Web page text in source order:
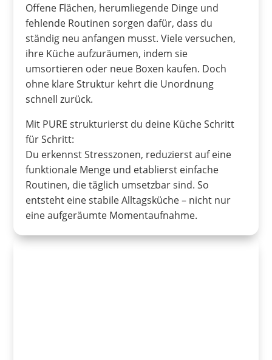
Offene Flächen, herumliegende Dinge und
fehlende Routinen sorgen dafür, dass du
ständig neu anfangen musst. Viele versuchen,
ihre Küche aufzuräumen, indem sie
umsortieren oder neue Boxen kaufen. Doch
ohne klare Struktur kehrt die Unordnung
schnell zurück.
Mit PURE strukturierst du deine Küche Schritt
für Schritt:
Du erkennst Stresszonen, reduzierst auf eine
funktionale Menge und etablierst einfache
Routinen, die täglich umsetzbar sind. So
entsteht eine stabile Alltagsküche – nicht nur
eine aufgeräumte Momentaufnahme.